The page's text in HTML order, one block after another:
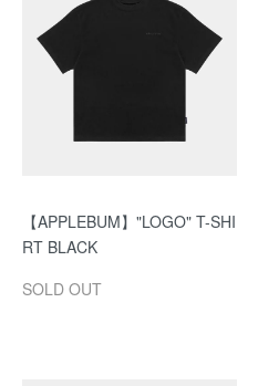
【APPLEBUM】"LOGO" T-SHI
RT BLACK
SOLD OUT